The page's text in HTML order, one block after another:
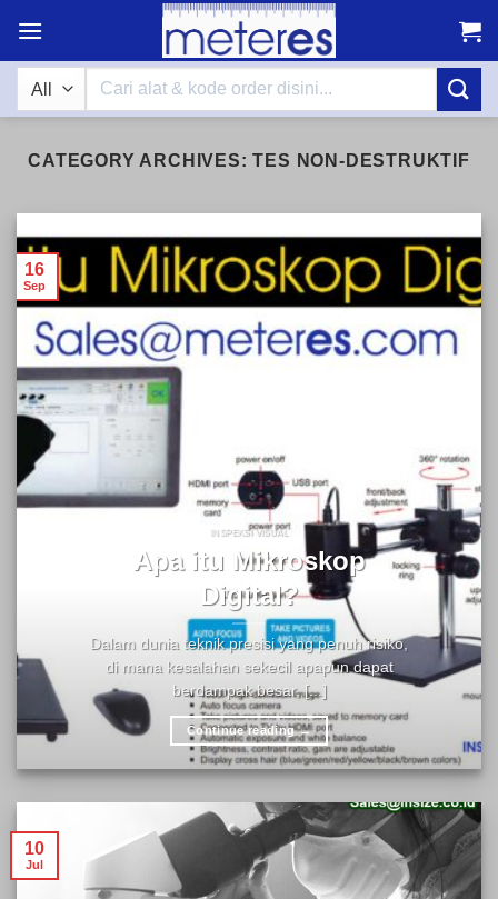
content
Search
CATEGORY ARCHIVES:TES NON-DESTRUKTIF
INSPEKSI VISUAL
Apa itu Mikroskop
Digital?
Dalam dunia teknik presisi yang penuh risiko,
di mana kesalahan sekecil apapun dapat
berdampak besar, [...]
Continue reading→
16
Sep
10
Jul